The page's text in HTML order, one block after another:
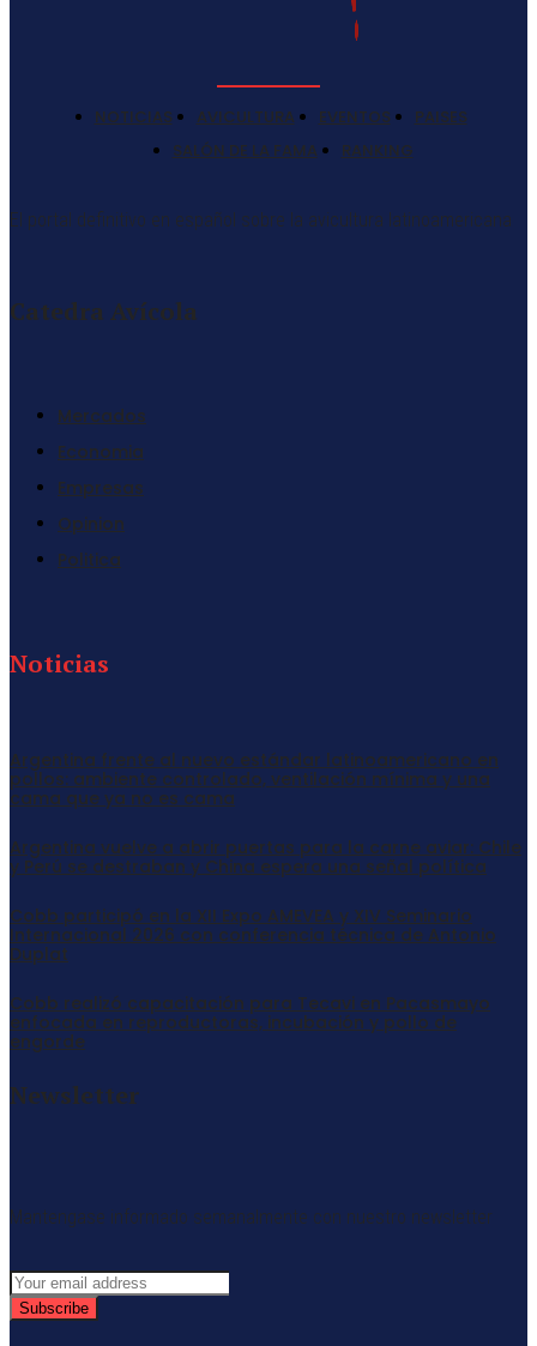
NOTICIAS AVICULTURA EVENTOS
PAISES
SALÓN DE LA FAMA
RANKING
El portal definitivo en español sobre la avicultura latinoamericana
Catedra Avícola
Mercados
Economia
Empresas
Opinion
Politica
Noticias
Argentina frente al nuevo estándar latinoamericano en
pollos: ambiente controlado, ventilación mínima y una
cama que ya no es cama
Argentina vuelve a abrir puertas para la carne aviar: Chile
y Perú se destraban y China espera una señal política
Cobb participó en la XII Expo AMEVEA y XIV Seminario
Internacional 2026 con conferencia técnica de Antonio
Duplat
Cobb realizó capacitación para Tecavi en Pacasmayo
enfocada en reproductoras, incubación y pollo de
engorde
Newsletter
Mantengase informado semanalmente con nuestro newsletter
Subscribe